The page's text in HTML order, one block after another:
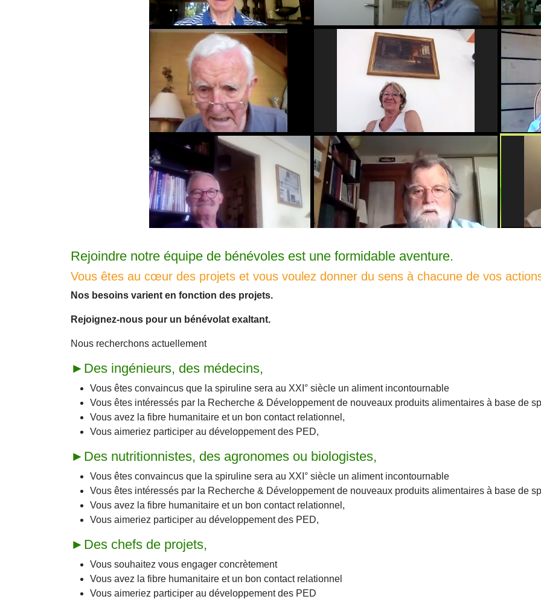
Rejoindre notre équipe de bénévoles est une formidable aventure.
Vous êtes au cœur des projets et vous voulez donner du sens à chacune de vos
Nos besoins varient en fonction des projets.
Rejoignez-nous pour un bénévolat exaltant.
Nous recherchons actuellement
►Des ingénieurs, des médecins,
Vous êtes convaincus que la spiruline sera au XXI° siècle un aliment incontournable
Vous êtes intéressés par la Recherche & Développement de nouveaux produits alimentaires à base de
Vous avez la fibre humanitaire et un bon contact relationnel,
Vous aimeriez participer au développement des PED,
►Des nutritionnistes, des agronomes ou biologistes,
Vous êtes convaincus que la spiruline sera au XXI° siècle un aliment incontournable
Vous êtes intéressés par la Recherche & Développement de nouveaux produits alimentaires à base de
Vous avez la fibre humanitaire et un bon contact relationnel,
Vous aimeriez participer au développement des PED,
►Des chefs de projets,
Vous souhaitez vous engager concrètement
Vous avez la fibre humanitaire et un bon contact relationnel
Vous aimeriez participer au développement des PED